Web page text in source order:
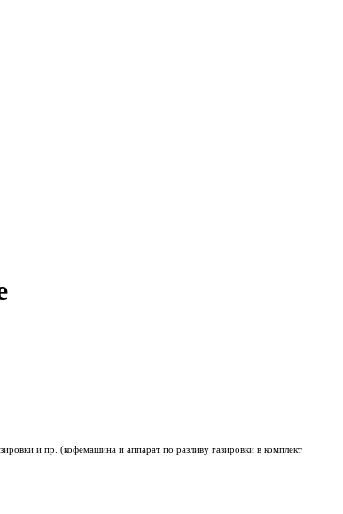
и пр. (кофемашина и аппарат по разливу газировки в комплект